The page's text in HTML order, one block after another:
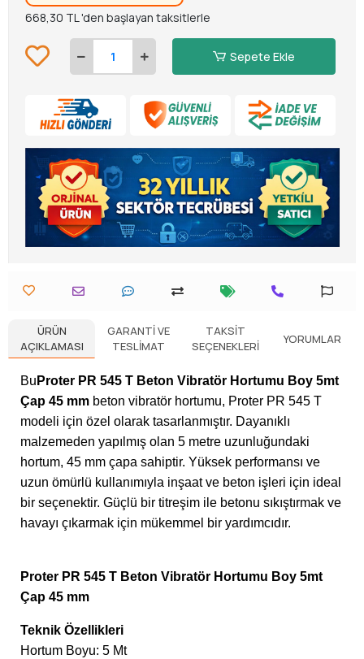
668,30 TL 'den başlayan taksitlerle
Sepete Ekle
ÜRÜN
AÇIKLAMASI
GARANTI VE
TESLIMAT
TAKSIT
SEÇENEKLERI
YORUMLAR
Bu Proter PR 545 T Beton Vibratör Hortumu Boy 5mt
Çap 45 mm beton vibratör hortumu, Proter PR 545 T
modeli için özel olarak tasarlanmıştır. Dayanıklı
malzemeden yapılmış olan 5 metre uzunluğundaki
hortum, 45 mm çapa sahiptir. Yüksek performansı ve
uzun ömürlü kullanımıyla inşaat ve beton işleri için ideal
bir seçenektir. Güçlü bir titreşim ile betonu sıkıştırmak ve
havayı çıkarmak için mükemmel bir yardımcıdır.
Proter PR 545 T Beton Vibratör Hortumu Boy 5mt
Çap 45 mm
Teknik Özellikleri
Hortum Boyu: 5 Mt